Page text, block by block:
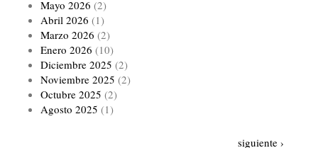
Mayo 2026 (2)
Abril 2026 (1)
Marzo 2026 (2)
Enero 2026 (10)
Diciembre 2025 (2)
Noviembre 2025 (2)
Octubre 2025 (2)
Agosto 2025 (1)
Siguiente
siguiente ›